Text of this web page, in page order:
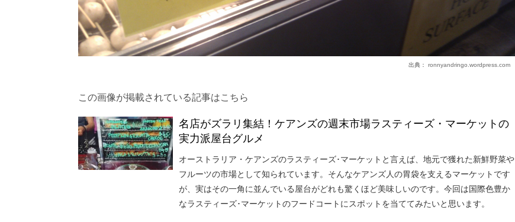
出典： ronnyandringo.wordpress.com
この画像が掲載されている記事はこちら
名店がズラリ集結！ケアンズの週末市場ラスティーズ・マーケットの
実力派屋台グルメ
オーストラリア・ケアンズのラスティーズ･マーケットと言えば、地元で獲れた新鮮野菜や
フルーツの市場として知られています。そんなケアンズ人の胃袋を支えるマーケットです
が、実はその一角に並んでいる屋台がどれも驚くほど美味しいのです。今回は国際色豊か
なラスティーズ･マーケットのフードコートにスポットを当ててみたいと思います。